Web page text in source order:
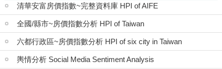
清華安富房價指數~完整資料庫 HPI of AIFE
全國/縣市~房價指數分析 HPI of Taiwan
六都行政區~房價指數分析 HPI of six city in Taiwan
輿情分析 Social Media Sentiment Analysis